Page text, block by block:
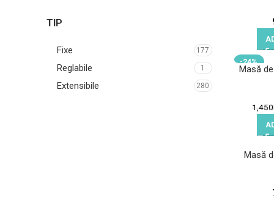
TIP
Fixe 177
Reglabile 1
Extensibile 280
-24%
Masă
1,450
Masă